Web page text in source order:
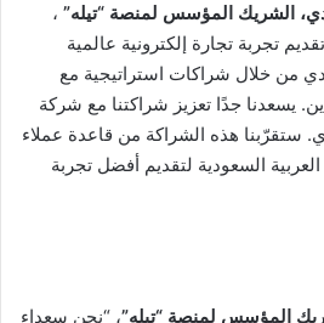
الشريك المؤسس لمنصة “تيله” ،
تجربة تجارة إلكترونية عالمية
من خلال شراكات استراتيجية مع
يسعدنا جدًا تعزيز شراكتنا مع شركة
ستقرّبنا هذه الشراكة من قاعدة عملاء
السعودية لتقديم أفضل تجربة
المؤسس لمنصة “تيله”، “نحن سعداء